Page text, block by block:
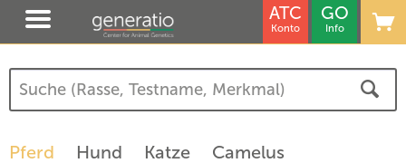
ATC
Konto
GO
Info
Pferd Hund Katze Camelus